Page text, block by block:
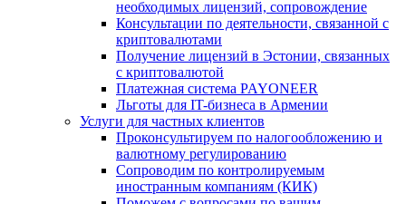
необходимых лицензий, сопровождение
Консультации по деятельности, связанной с
криптовалютами
Получение лицензий в Эстонии, связанных
с криптовалютой
Платежная система PAYONEER
Льготы для IT-бизнеса в Армении
Услуги для частных клиентов
Проконсультируем по налогообложению и
валютному регулированию
Сопроводим по контролируемым
иностранным компаниям (КИК)